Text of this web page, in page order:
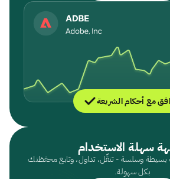
مع أحكام الشريعة
سهلة الاستخدام
وسلسة - تنقّل، تداول، وتابع محفظتك
بكل سهولة.